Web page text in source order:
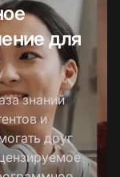
для
знаний
и
друг